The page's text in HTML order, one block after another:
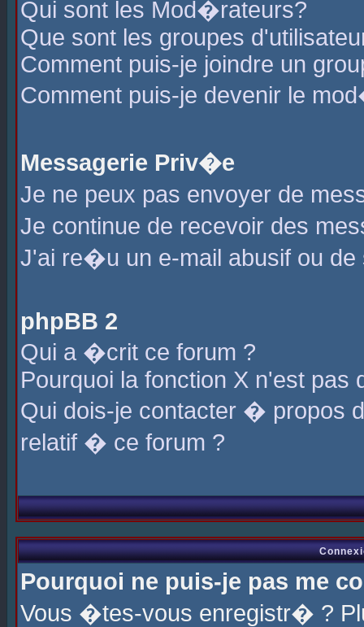
Qui sont les Mod�rateurs?
Que sont les groupes
Comment puis-je joindre un
Comment puis-je devenir le
Messagerie Priv�e
Je ne peux pas envoyer de
Je continue de recevoir des
J'ai re�u un e-mail abusif ou de
phpBB 2
Qui a �crit ce forum ?
Pourquoi la fonction X n'est pas
Qui dois-je contacter � propos
relatif � ce forum ?
Pourquoi ne puis-je pas me
Vous �tes-vous enregistr� ?